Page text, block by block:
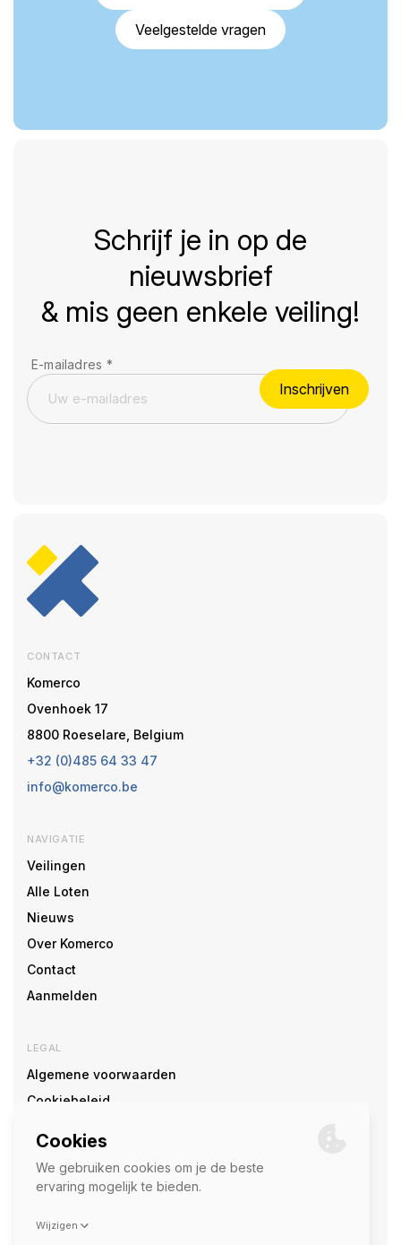
Veelgestelde vragen
Schrijf je in op de
nieuwsbrief
& mis geen enkele veiling!
E-mailadres *
Inschrijven
CONTACT
Komerco
Ovenhoek 17
8800 Roeselare, Belgium
+32 (0)485 64 33 47
info@komerco.be
NAVIGATIE
Veilingen
Alle Loten
Nieuws
Over Komerco
Contact
Aanmelden
LEGAL
Algemene voorwaarden
Cookiebeleid
SOCIAL